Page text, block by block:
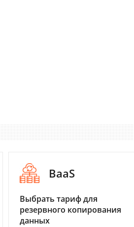
BaaS
Выбрать тариф для
резервного копирования
данных